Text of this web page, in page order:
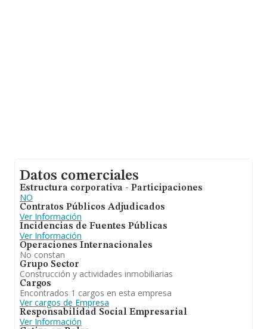
Datos comerciales
Estructura corporativa - Participaciones
NO
Contratos Públicos Adjudicados
Ver Información
Incidencias de Fuentes Públicas
Ver Información
Operaciones Internacionales
No constan
Grupo Sector
Construcción y actividades inmobiliarias
Cargos
Encontrados 1 cargos en esta empresa
Ver cargos de Empresa
Responsabilidad Social Empresarial
Ver Información